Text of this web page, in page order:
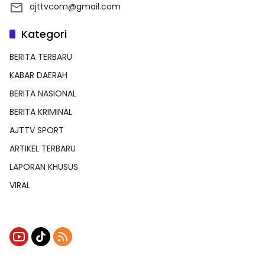
ajttvcom@gmail.com
Kategori
BERITA TERBARU
KABAR DAERAH
BERITA NASIONAL
BERITA KRIMINAL
AJTTV SPORT
ARTIKEL TERBARU
LAPORAN KHUSUS
VIRAL